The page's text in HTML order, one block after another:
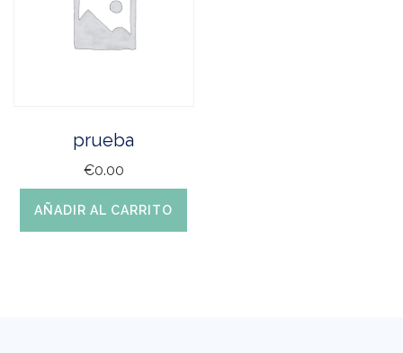
prueba
€0.00
AÑADIR AL CARRITO